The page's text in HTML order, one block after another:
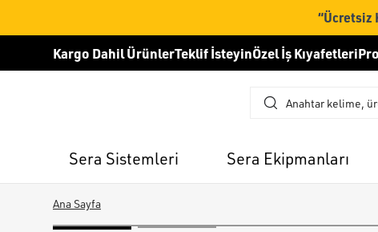
“Ücretsiz
Kargo Dahil ÜrünlerTeklif İsteyinÖzel İş Kıyafetleri
Sera Sistemleri Sera Ekipmanları
Ana Sayfa